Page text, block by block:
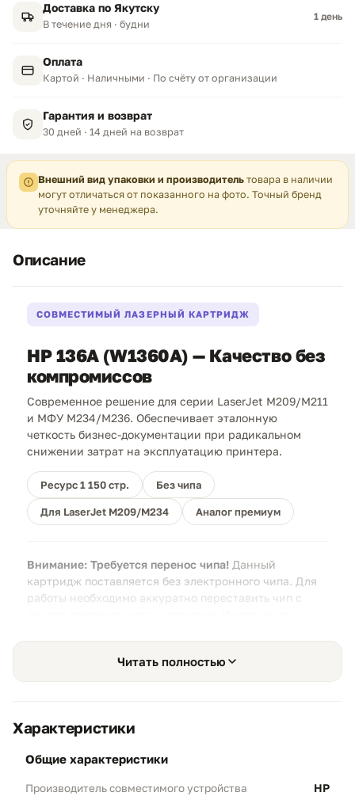
Доставка по Якутску
В течение дня · будни
1 день
Оплата
Картой · Наличными · По счёту от организации
Гарантия и возврат
30 дней · 14 дней на возврат
Внешний вид упаковки и производитель товара в наличии
могут отличаться от показанного на фото. Точный бренд
уточняйте у менеджера.
Описание
СОВМЕСТИМЫЙ ЛАЗЕРНЫЙ КАРТРИДЖ
HP 136A (W1360A) — Качество без
компромиссов
Современное решение для серии LaserJet M209/M211
и МФУ M234/M236. Обеспечивает эталонную
четкость бизнес-документации при радикальном
снижении затрат на эксплуатацию принтера.
Ресурс 1 150 стр. Без чипа
Для LaserJet M209/M234 Аналог премиум
Внимание: Требуется перенос чипа! Данный
картридж поставляется без электронного чипа. Для
работы необходимо аккуратно переставить чип с
01 Профессиональный текст
Технология JetIntelligence:
плавления, что гарантирует мгновенное
Читать полностью
Характеристики
общие характеристики
Производитель совместимого устройства HP